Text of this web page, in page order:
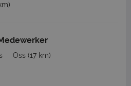
Oss (17 km)